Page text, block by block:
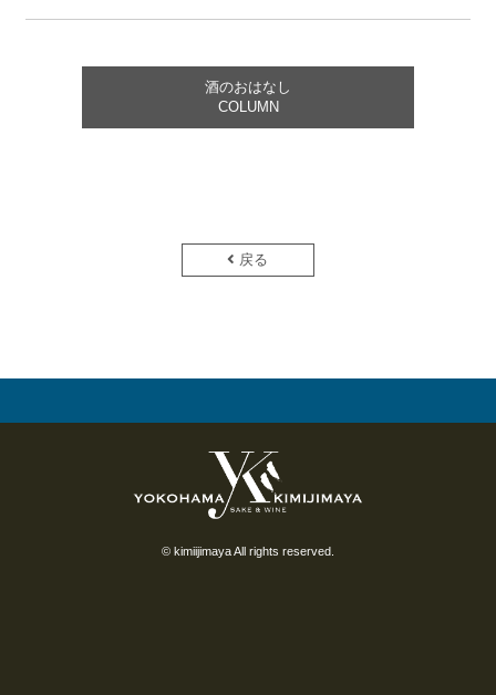
酒のおはなし
COLUMN
戻る
© kimiijimaya All rights reserved.